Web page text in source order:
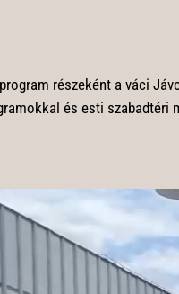
részeként a váci
és esti szabadtéri